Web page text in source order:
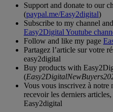
Support and donate to our
(paypal.me/Easy2digital)
Subscribe to my channel
Easy2Digital Youtube
Follow and like my page
Partagez l’article sur votre
easy2digital
Buy products with
(
Vous vous inscrivez à notre
recevoir les derniers
Easy2digital